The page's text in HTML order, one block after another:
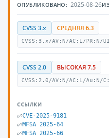
ОПУБЛИКОВАНО: 2025-08-26
CVSS 3.x СРЕДНЯЯ 6.3
CVSS:3.x/AV:N/AC:L/
CVSS 2.0 ВЫСОКАЯ 7.5
CVSS:2.0/AV:N/AC:L/Au:N/
ССЫЛКИ
CVE-2025-9181
MFSA 2025-64
MFSA 2025-66